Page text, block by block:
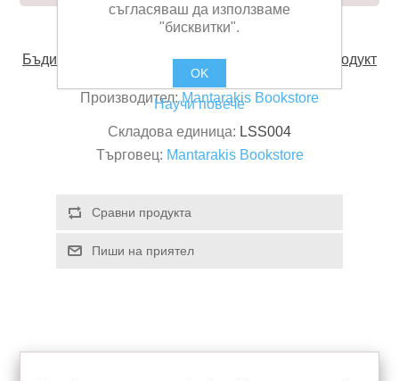
Бъди първия, който ще напише отзив за този продукт
Производител: Mantarakis Bookstore
Складова единица: LSS004
Търговец: Mantarakis Bookstore
съгласяваш да използваме
"бисквитки".
OK
Научи повече